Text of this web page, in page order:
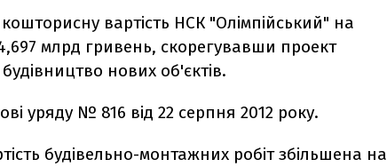
вартість НСК "Олімпійський" на
млрд гривень, скорегувавши проект
будівництво нових об'єктів.
уряду № 816 від 22 серпня 2012 року.
будівельно-монтажних робіт збільшена на